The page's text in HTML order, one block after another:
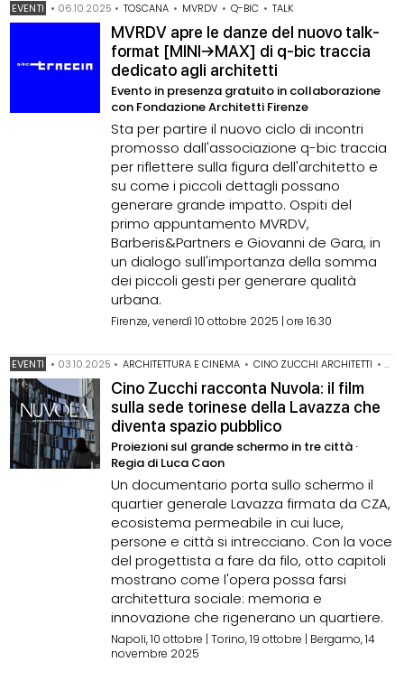
EVENTI • 06.10.2025 • TOSCANA • MVRDV • Q-BIC • TALK
MVRDV apre le danze del nuovo talk-
format [MINI→MAX] di q-bic traccia
dedicato agli architetti
Evento in presenza gratuito in collaborazione
con Fondazione Architetti Firenze
Sta per partire il nuovo ciclo di incontri
promosso dall'associazione q-bic traccia
per riflettere sulla figura dell'architetto e
su come i piccoli dettagli possano
generare grande impatto. Ospiti del
primo appuntamento MVRDV,
Barberis&Partners e Giovanni de Gara, in
un dialogo sull'importanza della somma
dei piccoli gesti per generare qualità
urbana.
Firenze, venerdì 10 ottobre 2025 | ore 16.30
EVENTI • 03.10.2025 • ARCHITETTURA E CINEMA • CINO ZUCCHI ARCHITETTI •
Cino Zucchi racconta Nuvola: il film
sulla sede torinese della Lavazza che
diventa spazio pubblico
Proiezioni sul grande schermo in tre città ·
Regia di Luca Caon
Un documentario porta sullo schermo il
quartier generale Lavazza firmata da CZA,
ecosistema permeabile in cui luce,
persone e città si intrecciano. Con la voce
del progettista a fare da filo, otto capitoli
mostrano come l'opera possa farsi
architettura sociale: memoria e
innovazione che rigenerano un quartiere.
Napoli, 10 ottobre | Torino, 19 ottobre | Bergamo, 14
novembre 2025